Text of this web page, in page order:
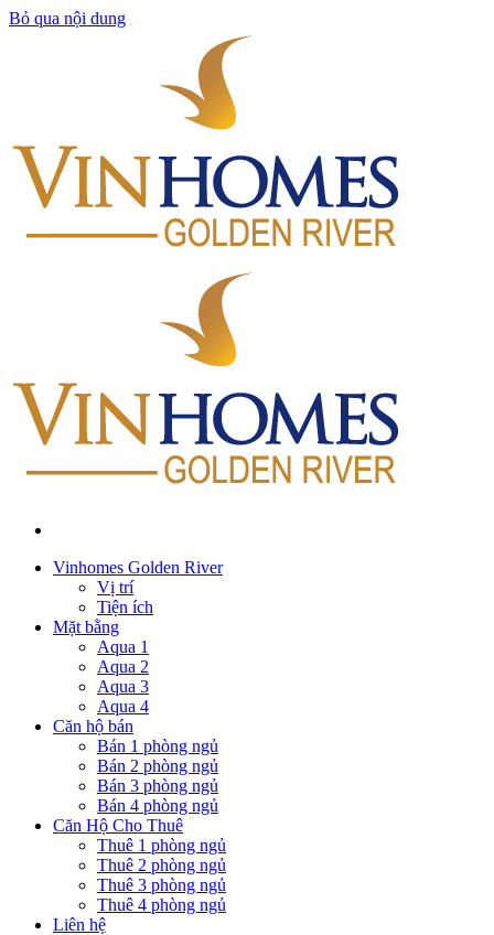
Bỏ qua nội dung
Vinhomes Golden River
Vị trí
Tiện ích
Mặt bằng
Aqua 1
Aqua 2
Aqua 3
Aqua 4
Căn hộ bán
Bán 1 phòng ngủ
Bán 2 phòng ngủ
Bán 3 phòng ngủ
Bán 4 phòng ngủ
Căn Hộ Cho Thuê
Thuê 1 phòng ngủ
Thuê 2 phòng ngủ
Thuê 3 phòng ngủ
Thuê 4 phòng ngủ
Liên hệ